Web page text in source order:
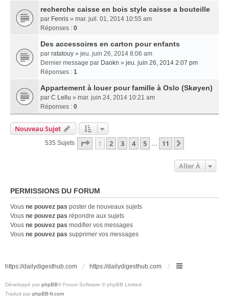
recherche caisse en bois style caisse a bouteille
par Fenris » mar. juil. 01, 2014 10:55 am
Réponses : 0
Des accessoires en carton pour enfants
par ratatouy » jeu. juin 26, 2014 8:06 am
Dernier message par Daokn » jeu. juin 26, 2014 2:07 pm
Réponses : 1
Appartement à louer pour famille à Oslo (Skøyen)
par C Lellu » mar. juin 24, 2014 10:21 am
Réponses : 0
Nouveau Sujet
535 Sujets Page 1Sur
1 2 3 4 5 … 11
Aller À
PERMISSIONS DU FORUM
Vous ne pouvez pas poster de nouveaux sujets
Vous ne pouvez pas répondre aux sujets
Vous ne pouvez pas modifier vos messages
Vous ne pouvez pas supprimer vos messages
https://dailydigesthub.com https://dailydigesthub.com
Développé par phpBB® Forum Software © phpBB Limited
Traduit par phpBB-fr.com